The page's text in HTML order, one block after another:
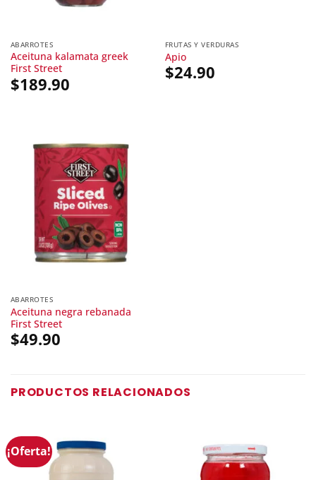
ABARROTES
Aceituna kalamata greek
First Street
$189.90
FRUTAS Y VERDURAS
Apio
$24.90
ABARROTES
Aceituna negra rebanada
First Street
$49.90
PRODUCTOS RELACIONADOS
¡Oferta!